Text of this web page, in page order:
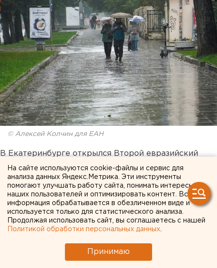
© Алексей Колчин для ЕАН
В Екатеринбурге открылся Второй евразийский
фестиваль ландшафтного искусства
«Атмосфера-2020». Площадку его организаторам
предоставила компания «УГМК Застройщик».
Увидеть 10 уникальных живых садов можно около
старинного особняка на ул. Февральской
Революции, 27 напротив башни «Исеть».
На сайте используются cookie-файлы и сервис для
анализа данных Яндекс.Метрика. Эти инструменты
помогают улучшать работу сайта, понимать интересы
наших пользователей и оптимизировать контент. Вся
информация обрабатывается в обезличенном виде и
используется только для статистического анализа.
Продолжая использовать сайт, вы соглашаетесь с нашей
Политикой обработки персональных данных
Принимаю